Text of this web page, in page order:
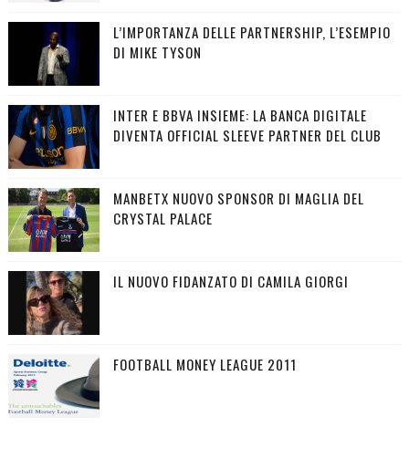
L’IMPORTANZA DELLE PARTNERSHIP, L’ESEMPIO
DI MIKE TYSON
INTER E BBVA INSIEME: LA BANCA DIGITALE
DIVENTA OFFICIAL SLEEVE PARTNER DEL CLUB
MANBETX NUOVO SPONSOR DI MAGLIA DEL
CRYSTAL PALACE
IL NUOVO FIDANZATO DI CAMILA GIORGI
FOOTBALL MONEY LEAGUE 2011